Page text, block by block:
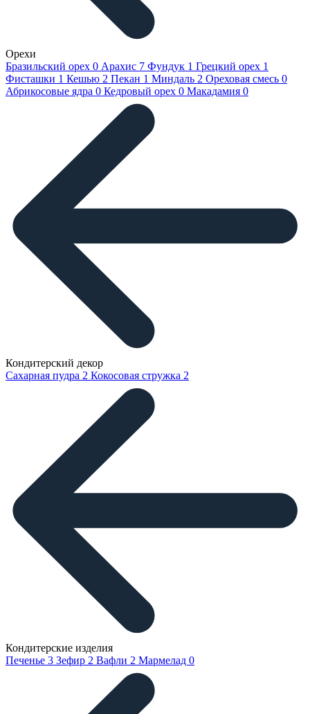
Орехи
Бразильский орех 0 Арахис 7 Фундук 1 Грецкий орех 1
Фисташки 1 Кешью 2 Пекан 1 Миндаль 2 Ореховая смесь 0
Абрикосовые ядра 0 Кедровый орех 0 Макадамия 0
Кондитерский декор
Сахарная пудра 2 Кокосовая стружка 2
Кондитерские изделия
Печенье 3 Зефир 2 Вафли 2 Мармелад 0